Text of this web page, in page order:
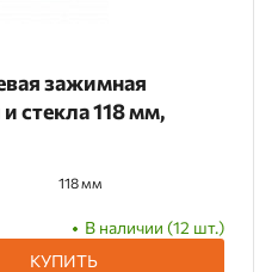
зажимная
стекла 118 мм,
118 мм
В наличии (12 шт.)
КУПИТЬ